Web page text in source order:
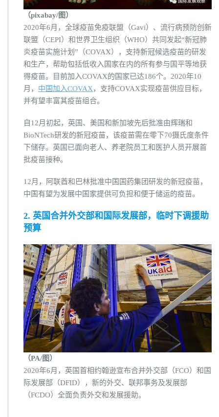
（pixabay/图）
2020年6月，全球疫苗免疫联盟（Gavi）、流行病预防创新
联盟（CEPI）和世界卫生组织（WHO）共同发起“新冠肺
炎疫苗实施计划”（COVAX），支持新冠候选疫苗的研发
和生产，帮助包括低收入国家在内的所有参与国平等地获
得疫苗。目前加入COVAX的国家已达186个。2020年10
月， 中国加入COVAX，支持COVAX实现疫苗供应目标，
并有望丰富其疫苗组合。
自12月初起，英国、美国和新加坡先后批准由辉瑞和
BioNTech研发的新冠疫苗，该疫苗需在零下70摄氏度条件
下储存。英国已面向老人、养老院员工和医护人员开展首
批疫苗接种。
12月，阿联酋和巴林批准中国国药集团研发的新冠疫苗，
中国有望为发展中国家提供可负担和便于储运的疫苗。
2. 英国合并外交部和国际发展部，临时下调援助
预算
（PA/图）
2020年6月，英国首相约翰逊宣布合并外交部（FCO）和国
际发展部（DFID），新的外交、联邦事务及发展部
（FCDO）全面负责外交和发展援助。